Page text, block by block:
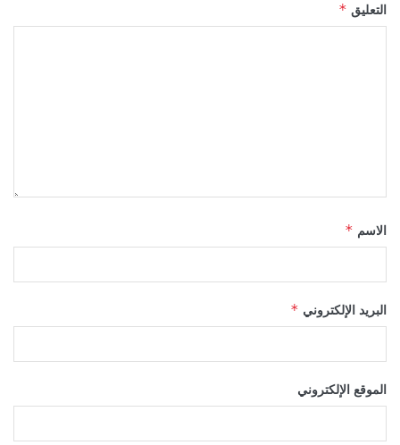
التعليق *
الاسم *
البريد الإلكتروني *
الموقع الإلكتروني